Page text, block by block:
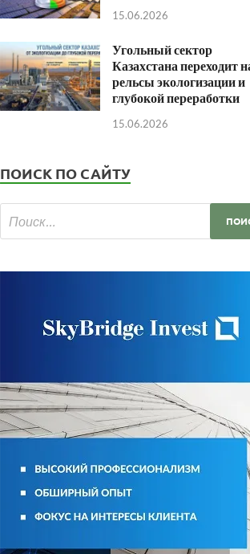
15.06.2026
Угольный сектор
Казахстана переходит
рельсы экологизации и
глубокой переработки
15.06.2026
ПОИСК ПО САЙТУ